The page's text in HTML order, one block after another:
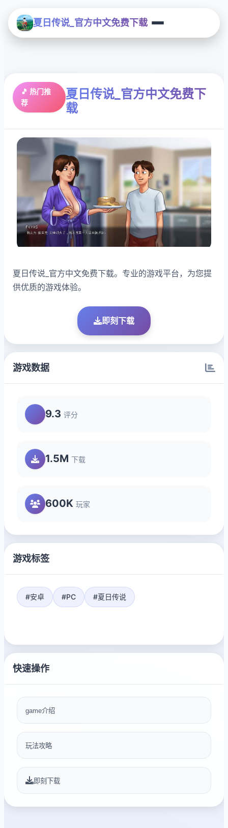
夏日传说_官方中文免费下载
🎵 热门推
荐
夏日传说_官方中文免费下
载
夏日传说_官方中文免费下载。专业的游戏平台，为您提
供优质的游戏体验。
即刻下载
游戏数据
9.3 评分
1.5M 下载
600K 玩家
游戏标签
#安卓 #PC #夏日传说
快速操作
game介绍
玩法攻略
即刻下载